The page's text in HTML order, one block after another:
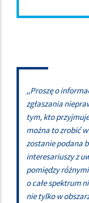
,,Proszę o
zgłaszania
tym, kto
można to zrobić
zostanie podana
interesariuszy z
pomiędzy
o całe spektrum
nie tylko w